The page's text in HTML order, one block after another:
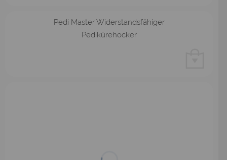
Pedi Master Widerstandsfähiger
Pedikürehocker